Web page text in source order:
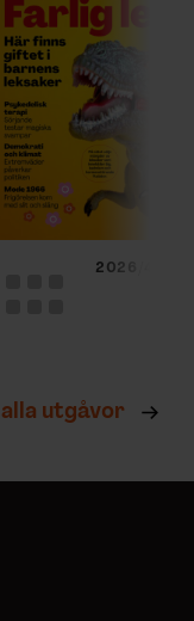
2026/4
alla utgåvor